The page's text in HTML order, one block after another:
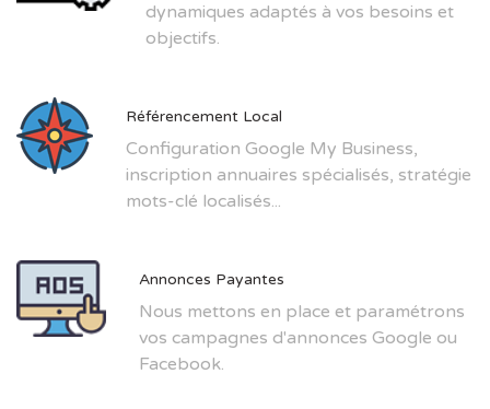
dynamiques adaptés à vos besoins et
objectifs.
Référencement Local
Configuration Google My Business,
inscription annuaires spécialisés, stratégie
mots-clé localisés...
Annonces Payantes
Nous mettons en place et paramétrons
vos campagnes d'annonces Google ou
Facebook.